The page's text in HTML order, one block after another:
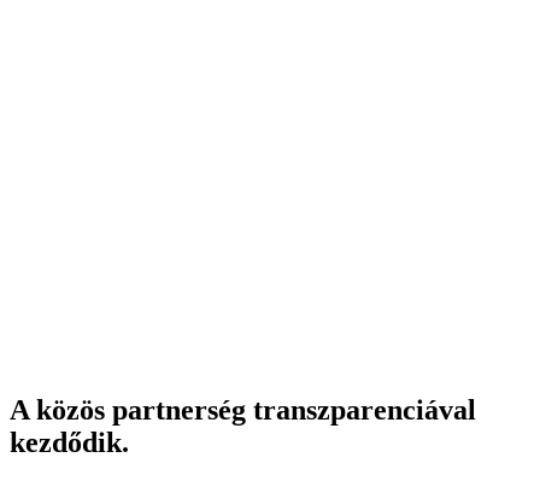
A közös partnerség transzparenciával
kezdődik.